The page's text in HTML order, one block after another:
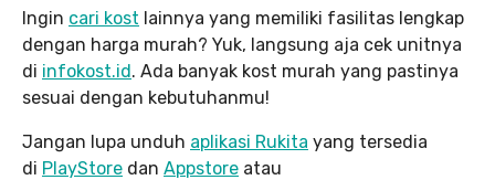
Ingin cari kost lainnya yang memiliki fasilitas lengkap
dengan harga murah? Yuk, langsung aja cek unitnya
di infokost.id. Ada banyak kost murah yang pastinya
sesuai dengan kebutuhanmu!
Jangan lupa unduh aplikasi Rukita yang tersedia
di PlayStore dan Appstore atau